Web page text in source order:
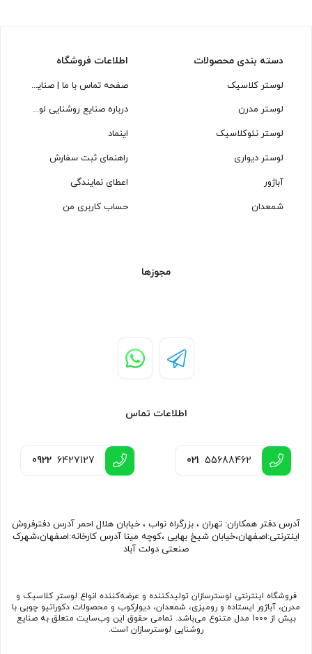
دسته بندی محصولات
لوستر کلاسیک
لوستر مدرن
لوستر نئوکلاسیک
لوستر دیواری
آباژور
شمعدان
اطلاعات فروشگاه
صفحه تماس با ما | صنایع روشنایی لوسترسازان
درباره صنایع روشنایی لوسترسازان
اینماد
راهنمای ثبت سفارش
اعطای نمایندگی
حساب کاربری من
مجوزها
اطلاعات تماس
021 55688462
0922 6427127
آدرس دفتر همکاران: تهران ، بزرگراه نواب ، خیابان هلال احمر آدرس دفترفروش
اینترنتی:اصفهان،خیابان شیخ بهایی ،کوچه مینا آدرس کارخانه:اصفهان،شهرک
صنعتی دولت آباد
فروشگاه اینترنتی لوسترسازان تولیدکننده و عرضه‌کننده انواع لوستر کلاسیک و
مدرن، آباژور ایستاده و رومیزی، شمعدان، دیوارکوب و محصولات دکوراتیو چوبی با
بیش از 1000 مدل متنوع می‌باشد. تمامی حقوق این وب‌سایت متعلق به صنایع
روشنایی لوسترسازان است.